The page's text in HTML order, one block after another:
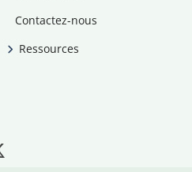
Contactez-nous
Ressources